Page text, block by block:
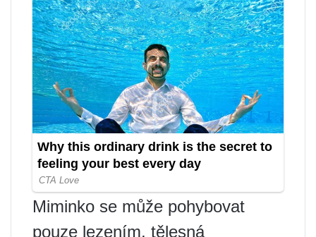
Miminko se může pohybovat
pouze lezením, tělesná